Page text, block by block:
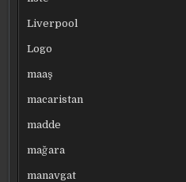
Liverpool
Logo
maaş
macaristan
madde
mağara
manavgat